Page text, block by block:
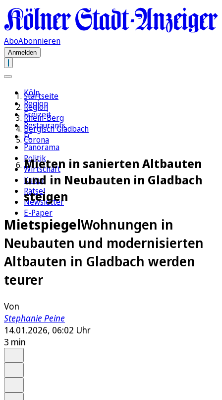
AboAbonnieren
Anmelden
Köln
Region
Freizeit
Restaurants
FC
Panorama
Politik
Wirtschaft
Kultur
Rätsel
Newsletter
E-Paper
Startseite
Region
Rhein-Berg
Bergisch Gladbach
Corona
Mieten in sanierten Altbauten
und in Neubauten in Gladbach
steigen
MietspiegelWohnungen in
Neubauten und modernisierten
Altbauten in Gladbach werden
teurer
Von
Stephanie Peine
14.01.2026, 06:02 Uhr
3 min